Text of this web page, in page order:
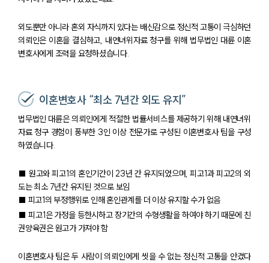
외도뿐만 아니라 혼외 자식까지 있다는 배신감으로 정신적 고통이 극심하던
의뢰인은 이혼을 결심하고, 내연녀위자료 청구를 위해 법무법인 대륜 이혼
변호사에게 조력을 요청하셨습니다.
이혼변호사 “최소 7년간 외도 유지”
법무법인 대륜은 의뢰인에게 적절한 법률서비스를 제공하기 위해 내연녀위
자료 청구 경험이 풍부한 3인 이상 전문가로 구성된 이혼변호사 팀을 구성
하였습니다.
■ 원고와 피고1의 혼인기간이 23년 간 유지되었으며, 피고1과 피고2의 외
도는 최소 7년간 유지된 것으로 보임
■ 피고1의 부정행위로 인해 혼인관계를 더 이상 유지할 수가 없음
■ 피고1은 가정을 등한시하고 장기간의 수형생활을 하여야 하기 때문에 친
권양육권은 원고가 가져야 함
이혼변호사 팀은 두 사람이 의뢰인에게 씻을 수 없는 정신적 고통을 안겼다